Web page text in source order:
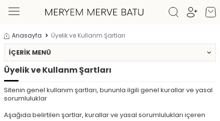
Anasayfa Üyelik ve Kullanm Şartları
İÇERIK MENÜ
Üyelik ve Kullanm Şartları
Sitenin genel kullanım şartları, bununla ilgili genel kurallar ve yasal
sorumluluklar
Aşağıda belirtilen şartlar, kurallar ve yasal sorumlulukları içeren